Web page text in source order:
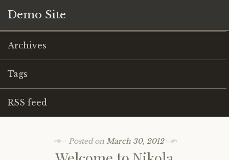
Demo Site
Archives
Tags
RSS feed
Posted on March 30, 2012